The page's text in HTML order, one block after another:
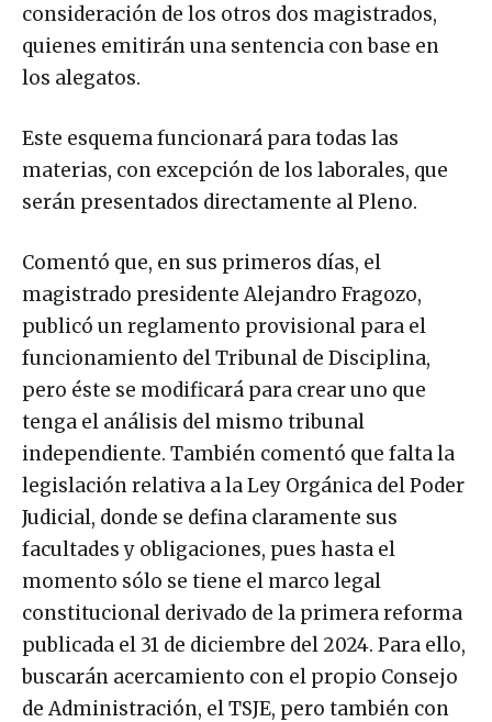
consideración de los otros dos magistrados,
quienes emitirán una sentencia con base en
los alegatos.
Este esquema funcionará para todas las
materias, con excepción de los laborales, que
serán presentados directamente al Pleno.
Comentó que, en sus primeros días, el
magistrado presidente Alejandro Fragozo,
publicó un reglamento provisional para el
funcionamiento del Tribunal de Disciplina,
pero éste se modificará para crear uno que
tenga el análisis del mismo tribunal
independiente. También comentó que falta la
legislación relativa a la Ley Orgánica del Poder
Judicial, donde se defina claramente sus
facultades y obligaciones, pues hasta el
momento sólo se tiene el marco legal
constitucional derivado de la primera reforma
publicada el 31 de diciembre del 2024. Para ello,
buscarán acercamiento con el propio Consejo
de Administración, el TSJE, pero también con